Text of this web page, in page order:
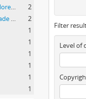
Auditório da Escola Superior da Floresta
2
Ginásio de Esportes da Universidade Federal de Viçosa
2
1
1
1
1
1
1
Filter
Level of